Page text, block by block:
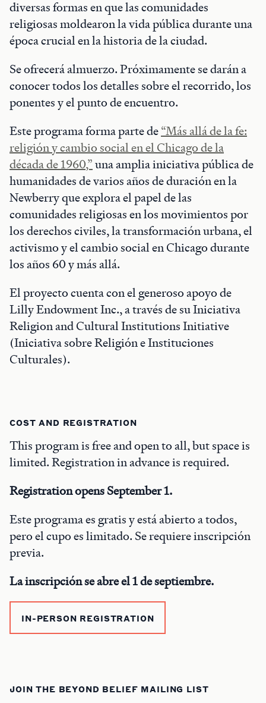
diversas formas en que las comunidades
religiosas moldearon la vida pública durante una
época crucial en la historia de la ciudad.
Se ofrecerá almuerzo. Próximamente se darán a
conocer todos los detalles sobre el recorrido, los
ponentes y el punto de encuentro.
Este programa forma parte de“Más allá de la fe:
religión y cambio social en el Chicago de la
década de 1960,”una amplia iniciativa pública de
humanidades de varios años de duración en la
Newberry que explora el papel de las
comunidades religiosas en los movimientos por
los derechos civiles, la transformación urbana, el
activismo y el cambio social en Chicago durante
los años 60 y más allá.
El proyecto cuenta con el generoso apoyo de
Lilly Endowment Inc., a través de su Iniciativa
Religion and Cultural Institutions Initiative
(Iniciativa sobre Religión e Instituciones
Culturales).
COST AND REGISTRATION
This program is free and open to all, but space is
limited. Registration in advance is required.
Registration opens September 1.
Este programa es gratis y está abierto a todos,
pero el cupo es limitado. Se requiere inscripción
previa.
La inscripción se abre el 1 de septiembre.
IN-PERSON REGISTRATION
JOIN THE BEYOND BELIEF MAILING LIST